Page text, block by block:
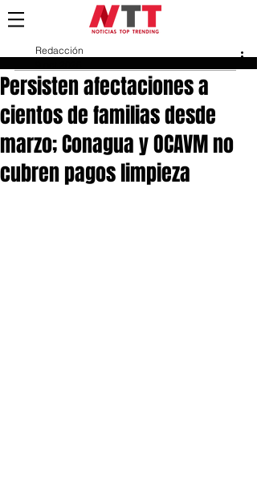
Persisten afectaciones a
cientos de familias desde
marzo; Conagua y OCAVM no
cubren pagos limpieza
Redacción